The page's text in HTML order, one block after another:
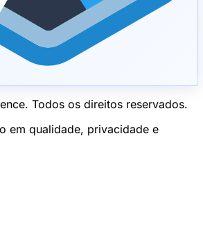
Todos os direitos reservados.
em qualidade, privacidade e